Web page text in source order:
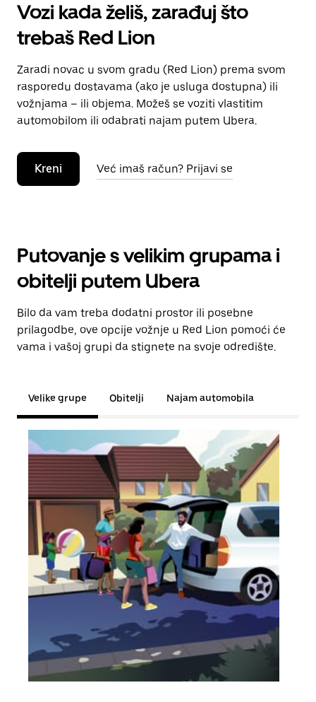
Vozi kada želiš, zarađuj što
trebaš Red Lion
Zaradi novac u svom gradu (Red Lion) prema svom
rasporedu dostavama (ako je usluga dostupna) ili
vožnjama – ili objema. Možeš se voziti vlastitim
automobilom ili odabrati najam putem Ubera.
Kreni Već imaš račun? Prijavi se
Putovanje s velikim grupama i
obitelji putem Ubera
Bilo da vam treba dodatni prostor ili posebne
prilagodbe, ove opcije vožnje u Red Lion pomoći će
vama i vašoj grupi da stignete na svoje odredište.
Velike grupe Obitelji Najam automobila